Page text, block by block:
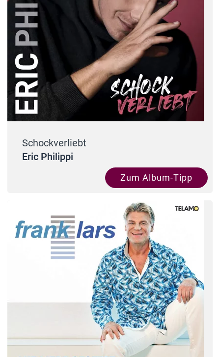
Schockverliebt
Eric Philippi
Zum Album-Tipp